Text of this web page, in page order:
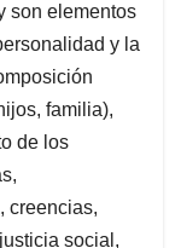
son elementos
y la
familia),
de los
creencias,
social,